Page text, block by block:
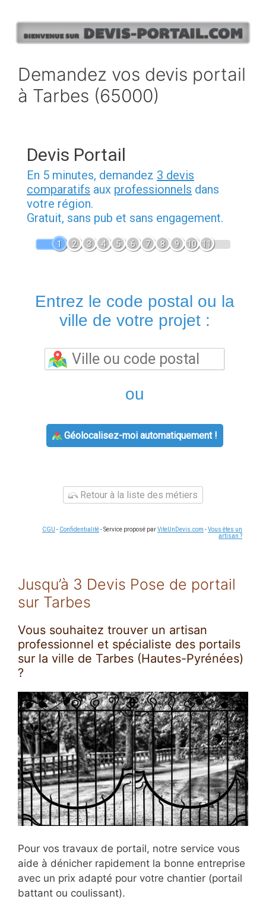
contenu
Demandez vos devis portail
à Tarbes (65000)
Devis Portail
En 5 minutes, demandez 3 devis
comparatifs aux professionnels dans
votre région.
Gratuit, sans pub et sans engagement.
1 2 3 4 5 6 7 8 9 10 11
Entrez le code postal ou la
ville de votre projet :
ou
Géolocalisez-moi automatiquement !
Retour à la liste des métiers
CGU - Confidentialité- Service proposé parViteUnDevis.com -Vous êtes un
artisan ?
Jusqu’à 3 Devis Pose de portail
sur Tarbes
Vous souhaitez trouver un artisan
professionnel et spécialiste des portails
sur la ville de Tarbes (Hautes-Pyrénées)
?
Pour vos travaux de portail, notre service vous
aide à dénicher rapidement la bonne entreprise
avec un prix adapté pour votre chantier (portail
battant ou coulissant).